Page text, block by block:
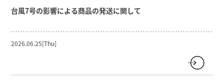
台風7号の影響による商品の発送に関して
2026.06.25[Thu]